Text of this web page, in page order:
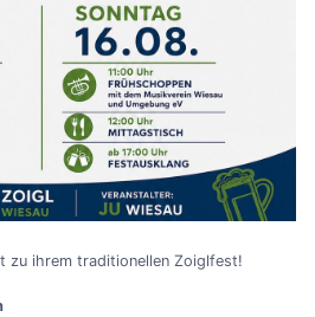
zu ihrem traditionellen Zoiglfest!